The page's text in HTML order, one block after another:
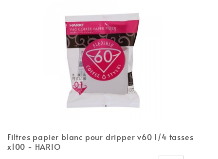
Filtres papier blanc pour dripper v60 1/4 tasses
x100 - HARIO